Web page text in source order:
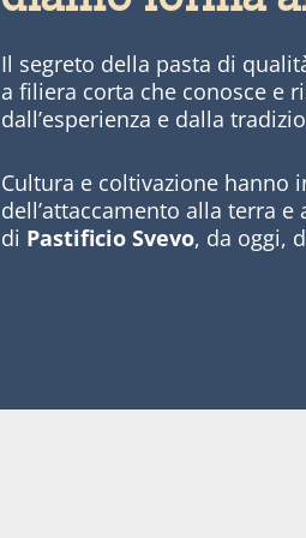
Il segreto della pasta di
a filiera corta che conosce e
dall’esperienza e dalla
Cultura e coltivazione hanno
dell’attaccamento alla terra
di Pastificio Svevo, da oggi,